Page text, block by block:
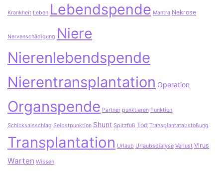
Krankheit Leben Lebendspende Mantra Nekrose
Nervenschädigung Niere
Nierenlebendspende
Nierentransplantation Operation
Organspende Partner punktieren Punktion
Schicksalsschlag Selbstpunktion Shunt Spitzfuß Tod Transplantatabstoßung
Transplantation Urlaub Urlaubsdialyse Verlust Virus
Warten Wissen